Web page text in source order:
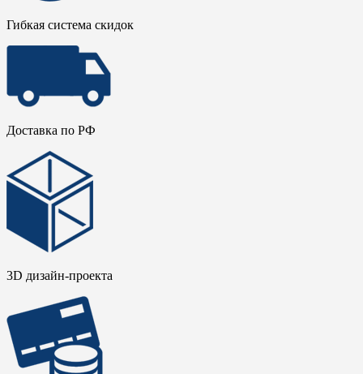
Гибкая система скидок
Доставка по РФ
3D дизайн-проекта